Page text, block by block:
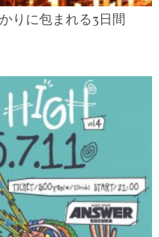
りに包まれる3日間